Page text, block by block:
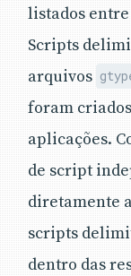
listados
Scripts
arquivos
foram
aplicações.
de script
diretamente
scripts
dentro das